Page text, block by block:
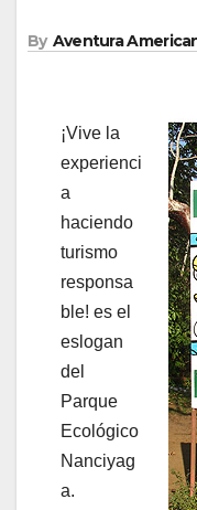
By Aventura
¡Vive la
experienci
a
haciendo
turismo
responsa
ble! es el
eslogan
del
Parque
Ecológico
Nanciyag
a.